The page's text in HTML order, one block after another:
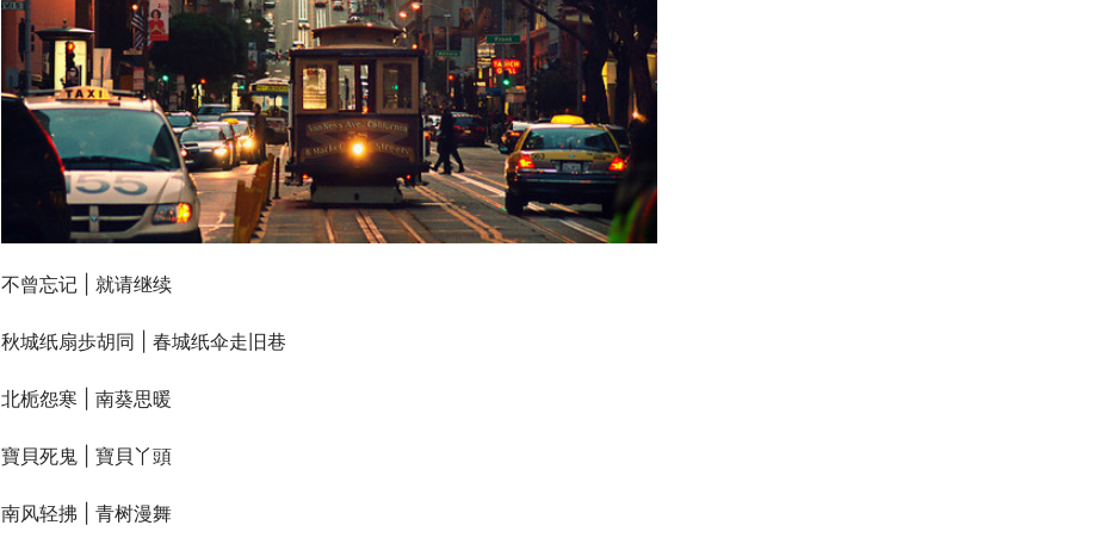
不曾忘记 | 就请继续
秋城纸扇歩胡同 | 春城纸伞走旧巷
北栀怨寒 | 南葵思暖
寶貝死鬼 | 寶貝丫頭
南风轻拂 | 青树漫舞